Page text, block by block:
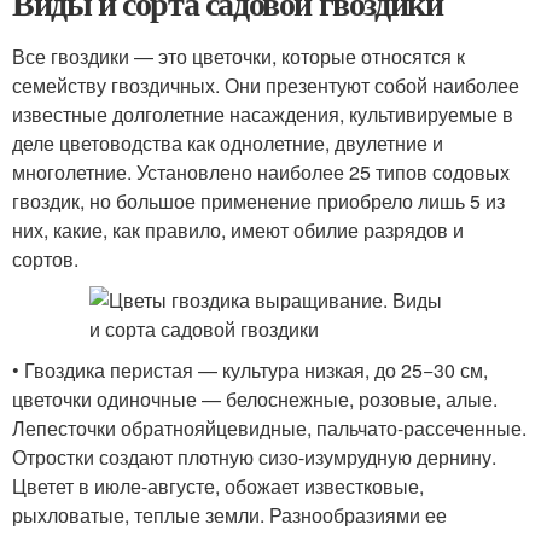
Все гвоздики — это цветочки, которые относятся к
семейству гвоздичных. Они презентуют собой наиболее
известные долголетние насаждения, культивируемые в
деле цветоводства как однолетние, двулетние и
многолетние. Установлено наиболее 25 типов содовых
гвоздик, но большое применение приобрело лишь 5 из
них, какие, как правило, имеют обилие разрядов и
сортов.
• Гвоздика перистая — культура низкая, до 25−30 см,
цветочки одиночные — белоснежные, розовые, алые.
Лепесточки обратнояйцевидные, пальчато-рассеченные.
Отростки создают плотную сизо-изумрудную дернину.
Цветет в июле-августе, обожает известковые,
рыхловатые, теплые земли. Разнообразиями ее